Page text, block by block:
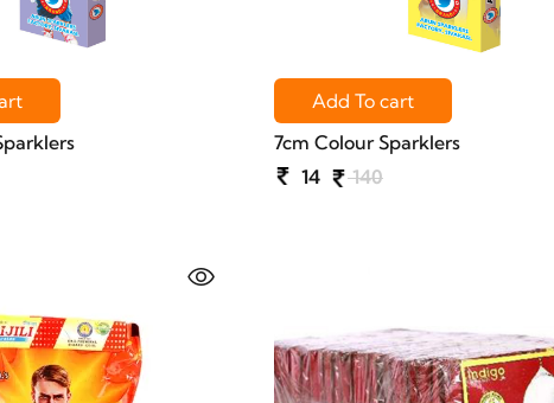
Add To cart
7cm Colour Sparklers
14
140